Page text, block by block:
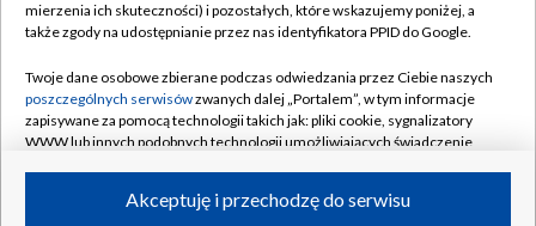
Naziemna Telewizja Cyfrowa
Rada Programowa
System NOS
Informacje o nadawcy
Program dla prasy
Pomoc
Kontakt
Kanały
mierzenia ich skuteczności) i pozostałych, które wskazujemy poniżej, a
także zgody na udostępnianie przez nas identyfikatora PPID do Google.
Twoje dane osobowe zbierane podczas odwiedzania przez Ciebie naszych
poszczególnych serwisówzwanych dalej „Portalem”, w tym informacje
zapisywane za pomocą technologii takich jak: pliki cookie, sygnalizatory
WWW lub innych podobnych technologii umożliwiających świadczenie
ruchu w Internecie.Akceptuję i przechodzę do serwisu